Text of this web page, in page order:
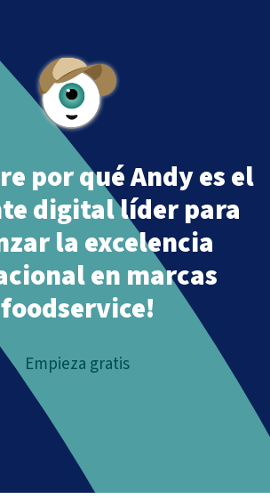
por qué Andy es el
digital líder para
la excelencia
en marcas
foodservice!
Empieza gratis